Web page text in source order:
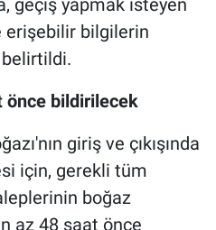
geçiş yapmak isteyen
erişebilir bilgilerin
belirtildi.
önce bildirilecek
giriş ve çıkışında
için, gerekli tüm
boğaz
az 48 saat önce